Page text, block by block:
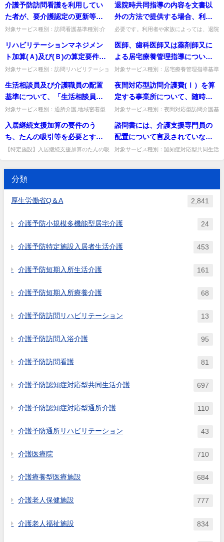
いるが、「役職者を除く全産業
平均賃金（440万円）以上か」を
判断するに当たっては、現行の
介護職員処遇改善加算による改
善を含めて計算することは可能
か。
準「居住費関係」質問例えば、午前中にシ
ョートステイを退所した場合...
区分に変更がなかった者) につい
て、「その目標に照らし、特段
の支障がないと認められるもの
であれば、「サービスの提供が
終了した」ものと確認する取扱
いをして差し支えない」ことと
されているが、その趣旨如何。
ー(介護予防支援事業所) においては、「サ
ービス提供終了確認情報登...
介護予防訪問看護を利用してい
た者が、要介護認定の更新等に
ともない一体的に運営している
供を受ける場合は、過去2月以内
に介護予防訪問看護の利用があ
る場合でも初回加算は算定可能
か
対象サービス種別：訪問看護基準種別:介
を利用していた者が、要介護認定の更新等
にともない一体的に運営して...
退院時共同指導の内容を文書以
外の方法で提供する場合、利用
者やその家族の同意は必要か。
必要です。利用者や家族によっては、退院
て電磁的方法ではなく文書による提供を希
望する場合も考えられるため...
リハビリテーションマネジメン
ト加算(Ａ)及び(Ｂ)の算定要件に
あるリハビリテーション会議の
かった場合、当該加算は取得で
きないのか。
対象サービス種別：訪問リハビリテーショ
報酬「リハビリテーションマネジメント加
算」質問リハビリテーショ...
医師、歯科医師又は薬剤師又に
よる居宅療養管理指導につい
て、介護支援専門員への情報提
複数回の居宅療養管理指導を行
う場合であっても、毎回情報提
供を行わなければ算定できない
のか。
対象サービス種別：居宅療養管理指導基準
提供」質問医師、歯科医師又は薬剤師又に
よる居宅療養管理指導につい...
生活相談員及び介護職員の配置
基準について、「生活相談員又
は介護職員のうち１人以上は、
となっているが、営業日ごと又
は単位ごとに常勤職員を配置す
る必要があるのか。
対象サービス種別：通所介護,地域密着型
認知症対応型通所介護基準種別:人員基準
「生活相談員及び介護職員...
夜間対応型訪問介護費(Ⅰ）を算
定する事業所について、随時訪
問サービスを一晩に複数回行っ
サービス費を算定することは可
能か。また、指定訪問介護のよ
うに空けなくてはならない間隔
対象サービス種別：夜間対応型訪問介護基
数」質問夜間対応型訪問介護費(Ⅰ）を算
定する事業所について、随時...
入居継続支援加算の要件のう
ち、たんの吸引等を必要とする
入居者実績を計測する対象期間
が変更となっているが、具体的
にはどのような範囲の実績を求
めるものとなるのか。
【特定施設】入居継続支援加算のたんの吸
の3か月」へ変更（7月届出...
諮問書には、介護支援専門員の
配置について言及されていなか
ったが、配置義務がなくなった
ということか。
対象サービス種別：認知症対応型共同生活
分類
厚生労働省Q＆A 2,841
介護予防小規模多機能型居宅介護 24
介護予防特定施設入居者生活介護 453
介護予防短期入所生活介護 161
介護予防短期入所療養介護 68
介護予防訪問リハビリテーション 13
介護予防訪問入浴介護 95
介護予防訪問看護 81
介護予防認知症対応型共同生活介護 697
介護予防認知症対応型通所介護 110
介護予防通所リハビリテーション 43
介護医療院 710
介護療養型医療施設 684
介護老人保健施設 777
介護老人福祉施設 834